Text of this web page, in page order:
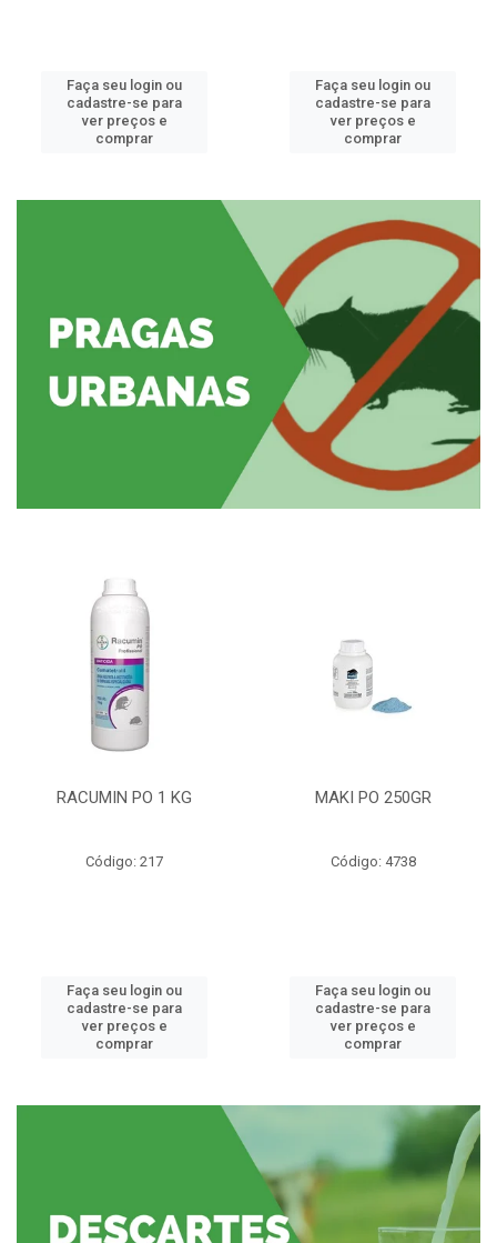
Faça seu login ou
cadastre-se para
ver preços e
comprar
Faça seu login ou
cadastre-se para
ver preços e
comprar
RACUMIN PO 1 KG
Código: 217
Faça seu login ou
cadastre-se para
ver preços e
comprar
MAKI PO 250GR
Código: 4738
Faça seu login ou
cadastre-se para
ver preços e
comprar